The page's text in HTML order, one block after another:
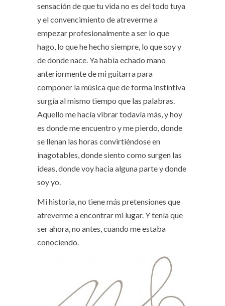
sensación de que tu vida no es del todo tuya
y el convencimiento de atreverme a
empezar profesionalmente a ser lo que
hago, lo que he hecho siempre, lo que soy y
de donde nace. Ya había echado mano
anteriormente de mi guitarra para
componer la música que de forma instintiva
surgía al mismo tiempo que las palabras.
Aquello me hacía vibrar todavía más, y hoy
es donde me encuentro y me pierdo, donde
se llenan las horas convirtiéndose en
inagotables, donde siento como surgen las
ideas, donde voy hacia alguna parte y donde
soy yo.
Mi historia, no tiene más pretensiones que
atreverme a encontrar mi lugar. Y tenía que
ser ahora, no antes, cuando me estaba
conociendo.